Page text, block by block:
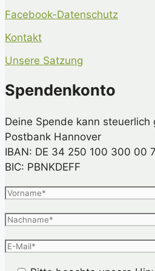
Facebook-Datenschutz
Kontakt
Unsere Satzung
Spendenkonto
Deine Spende kann
Postbank Hannover
IBAN: DE 34 250 100 300 00
BIC: PBNKDEFF